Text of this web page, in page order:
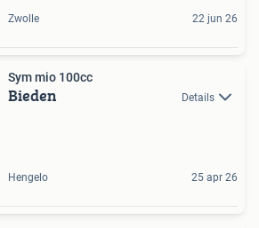
Zwolle 22 jun 26
Sym mio 100cc
Bieden Details
Hengelo 25 apr 26